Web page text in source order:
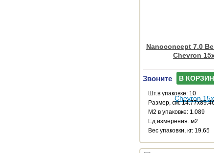
Nanoconcept 7.0
Chevron
Звоните В КОРЗИНУ
Шт.в упаковке: 10
Размер, см: 14.77x89.46
М2 в упаковке: 1.089
Ед.измерения: м2
Веc упаковки, кг: 19.65